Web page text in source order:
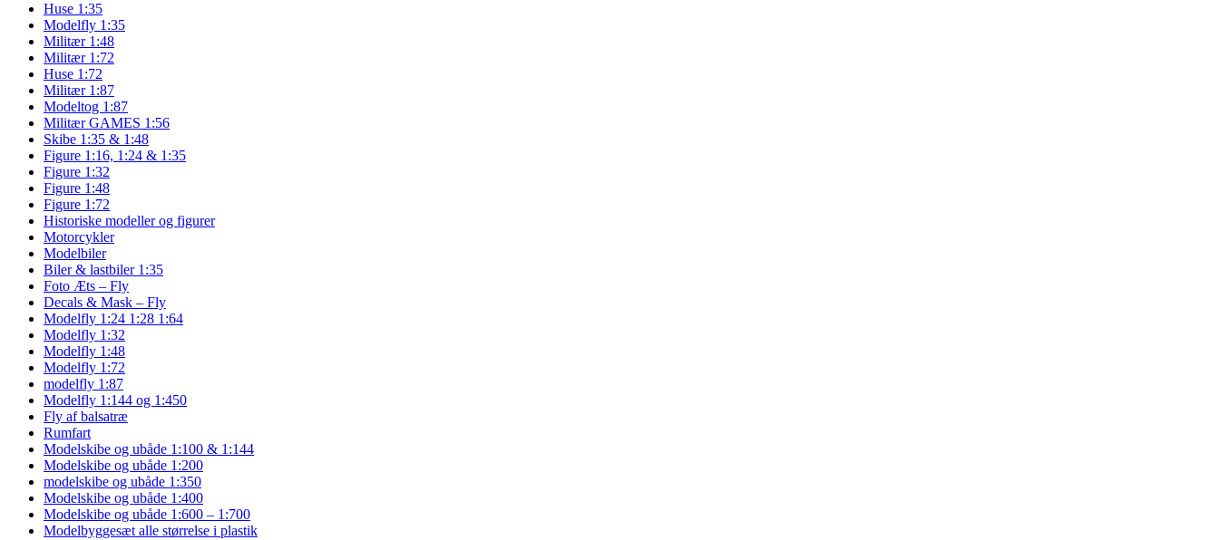
Huse 1:35
Modelfly 1:35
Militær 1:48
Militær 1:72
Huse 1:72
Militær 1:87
Modeltog 1:87
Militær GAMES 1:56
Skibe 1:35 & 1:48
Figure 1:16, 1:24 & 1:35
Figure 1:32
Figure 1:48
Figure 1:72
Historiske modeller og figurer
Motorcykler
Modelbiler
Biler & lastbiler 1:35
Foto Æts – Fly
Decals & Mask – Fly
Modelfly 1:24 1:28 1:64
Modelfly 1:32
Modelfly 1:48
Modelfly 1:72
modelfly 1:87
Modelfly 1:144 og 1:450
Fly af balsatræ
Rumfart
Modelskibe og ubåde 1:100 & 1:144
Modelskibe og ubåde 1:200
modelskibe og ubåde 1:350
Modelskibe og ubåde 1:400
Modelskibe og ubåde 1:600 – 1:700
Modelbyggesæt alle størrelse i plastik